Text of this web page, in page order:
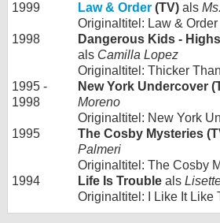
1999
Law & Order (TV) als
Originaltitel: Law & Order
1998
Dangerous Kids -
als Camilla Lopez
Originaltitel: Thicker
1995 -
1998
New York Undercover
Moreno
Originaltitel: New York
1995
The Cosby Mysteries
Palmeri
Originaltitel: The Cosby
1994
Life Is Trouble als
Originaltitel: I Like It Like